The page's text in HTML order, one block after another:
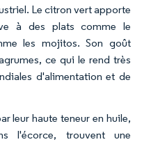
Le citron vert apporte
à des plats comme le
les mojitos. Son goût
ce qui le rend très
d'alimentation et de
leur haute teneur en huile,
l'écorce, trouvent une